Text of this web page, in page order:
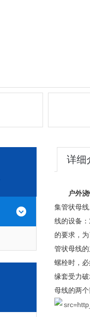
详细
户外
集管状母
线的设备
的要求，
管状母线
螺栓时，
缘套受力
母线的两